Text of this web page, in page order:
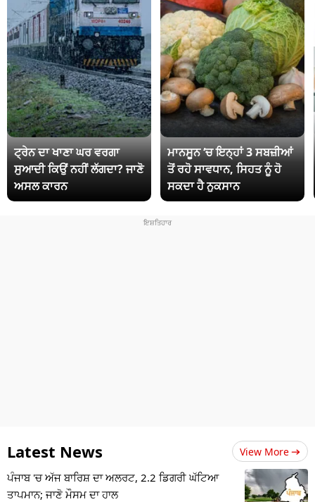
ਟ੍ਰੇਨ ਦਾ ਖਾਣਾ ਘਰ ਵਰਗਾ
ਸੁਆਦੀ ਕਿਉਂ ਨਹੀਂ ਲੱਗਦਾ? ਜਾਣੋ
ਅਸਲ ਕਾਰਨ
ਮਾਨਸੂਨ ‘ਚ ਇਨ੍ਹਾਂ 3 ਸਬਜ਼ੀਆਂ
ਤੋਂ ਰਹੋ ਸਾਵਧਾਨ, ਸਿਹਤ ਨੂੰ ਹੋ
ਸਕਦਾ ਹੈ ਨੁਕਸਾਨ
Latest News View More
ਪੰਜਾਬ 'ਚ ਅੱਜ ਬਾਰਿਸ਼ ਦਾ ਅਲਰਟ, 2.2 ਡਿਗਰੀ ਘੱਟਿਆ
ਤਾਪਮਾਨ; ਜਾਣੋ ਮੌਸਮ ਦਾ ਹਾਲ